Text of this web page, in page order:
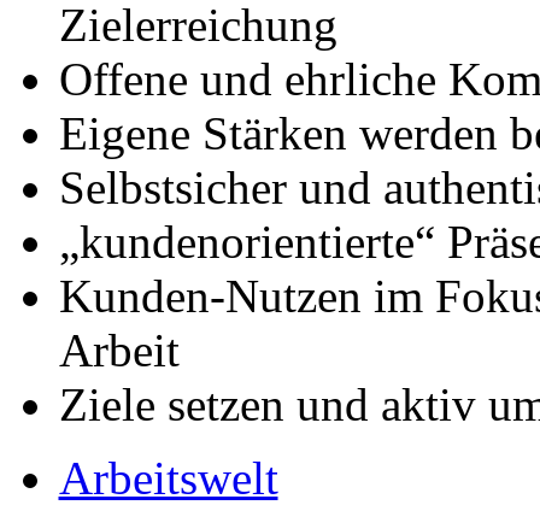
Zielerreichung
Offene und ehrliche
Eigene Stärken werden
Selbstsicher und
„kundenorientierte“
Kunden-Nutzen im
Arbeit
Ziele setzen und aktiv
Arbeitswelt